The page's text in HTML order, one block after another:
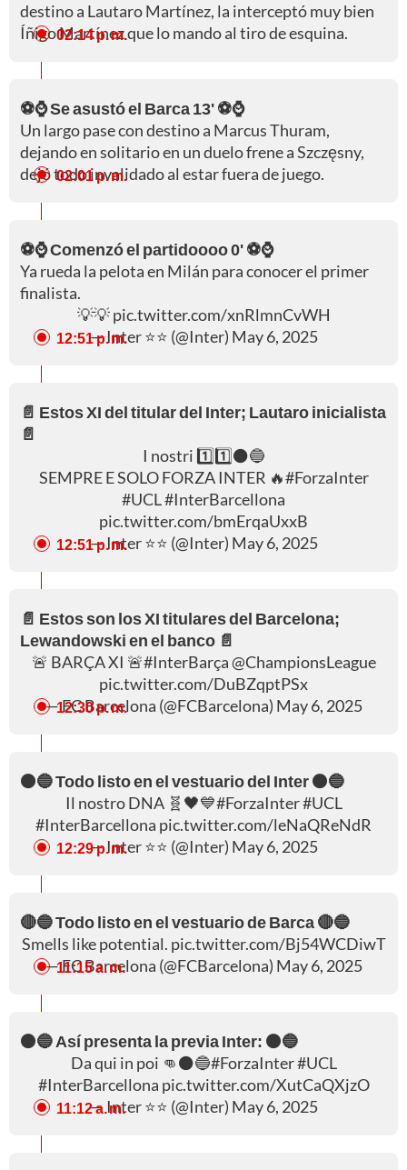
destino a Lautaro Martínez, la interceptó muy bien
Íñigo Martínez que lo mando al tiro de esquina.
02:14 p. m.
⚽⌚ Se asustó el Barca 13' ⚽⌚
Un largo pase con destino a Marcus Thuram,
dejando en solitario en un duelo frene a Szczęsny,
dejó todo invalidado al estar fuera de juego.
02:01 p. m.
⚽⌚ Comenzó el partidoooo 0' ⚽⌚
Ya rueda la pelota en Milán para conocer el primer
finalista.
💡💡pic.twitter.com/xnRlmnCvWH
— Inter ⭐⭐ (@Inter) May 6, 2025
12:51 p. m.
📄 Estos XI del titular del Inter; Lautaro inicialista
📄
I nostri 1️⃣1️⃣⚫🔵
SEMPRE E SOLO FORZA INTER 🔥#ForzaInter
#UCL#InterBarcellona
pic.twitter.com/bmErqaUxxB
— Inter ⭐⭐ (@Inter) May 6, 2025
12:51 p. m.
📄 Estos son los XI titulares del Barcelona;
Lewandowski en el banco 📄
🚨 BARÇA XI 🚨#InterBarça@ChampionsLeague
pic.twitter.com/DuBZqptPSx
— FC Barcelona (@FCBarcelona) May 6, 2025
12:30 p. m.
⚫🔵 Todo listo en el vestuario del Inter ⚫🔵
Il nostro DNA 🧬🖤💙#ForzaInter#UCL
#InterBarcellona pic.twitter.com/leNaQReNdR
— Inter ⭐⭐ (@Inter) May 6, 2025
12:29 p. m.
🔴🔵 Todo listo en el vestuario de Barca 🔴🔵
Smells like potential. pic.twitter.com/Bj54WCDiwT
— FC Barcelona (@FCBarcelona) May 6, 2025
11:15 a. m.
⚫🔵 Así presenta la previa Inter: ⚫🔵
Da qui in poi 👊⚫️🔵#ForzaInter#UCL
#InterBarcellona pic.twitter.com/XutCaQXjzO
— Inter ⭐⭐ (@Inter) May 6, 2025
11:12 a. m.